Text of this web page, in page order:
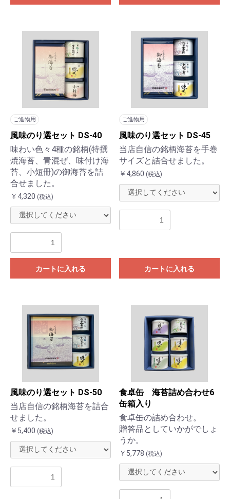
ご進物用
風味のり選セット DS-40
味わい色々4種の銘柄(特撰
焼海苔、青混ぜ、味付け海
苔、小短冊)の御海苔を詰
合せました。
￥4,320 (税込)
カートに入れる
ご進物用
風味のり選セット DS-45
当店自信の銘柄海苔を手巻
サイズと詰合せました。
￥4,860 (税込)
カートに入れる
風味のり選セット DS-50
当店自信の銘柄海苔を詰合
せました。
￥5,400 (税込)
食卓缶 海苔詰め合わせ6
缶箱入り
食卓缶の詰め合わせ。
贈答品としていかがでしょ
うか。
￥5,778 (税込)